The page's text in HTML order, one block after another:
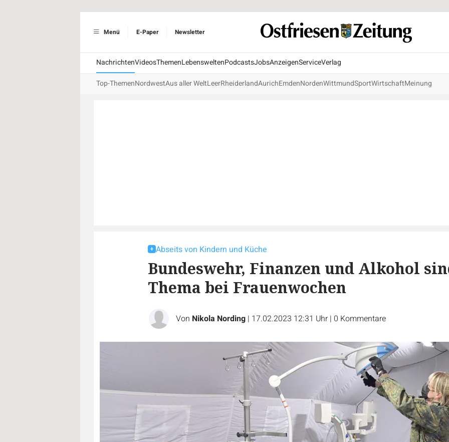
Menü E-Paper Newsletter
NachrichtenVideosThemenLebensweltenPodcastsJobsAnzeigenServiceVerlag
Top-ThemenNordwestAus aller WeltLeerRheiderlandAurichEmdenNordenWittmundSportWirtschaftMeinung
Abseits von Kindern und Küche
Bundeswehr, Finanzen und Alkohol
Thema bei Frauenwochen
Von Nikola Nording | 17.02.2023 12:31 Uhr | 0 Kommentare